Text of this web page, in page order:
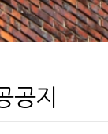
공지